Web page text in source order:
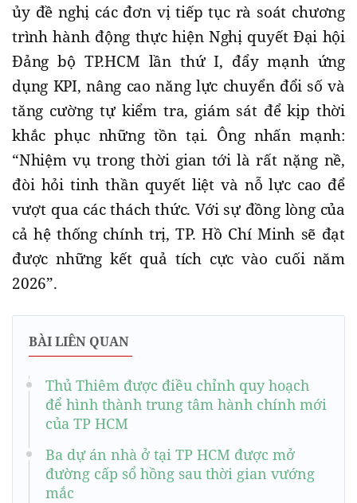
ủy đề nghị các đơn vị tiếp tục rà soát chương
trình hành động thực hiện Nghị quyết Đại hội
Đảng bộ TP.HCM lần thứ I, đẩy mạnh ứng
dụng KPI, nâng cao năng lực chuyển đổi số và
tăng cường tự kiểm tra, giám sát để kịp thời
khắc phục những tồn tại. Ông nhấn mạnh:
“Nhiệm vụ trong thời gian tới là rất nặng nề,
đòi hỏi tinh thần quyết liệt và nỗ lực cao để
vượt qua các thách thức. Với sự đồng lòng của
cả hệ thống chính trị, TP. Hồ Chí Minh sẽ đạt
được những kết quả tích cực vào cuối năm
2026”.
BÀI LIÊN QUAN
Thủ Thiêm được điều chỉnh quy hoạch
để hình thành trung tâm hành chính mới
của TP HCM
Ba dự án nhà ở tại TP HCM được mở
đường cấp sổ hồng sau thời gian vướng
mắc